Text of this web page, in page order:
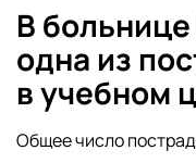
В
одна из
в учебном
Общее число